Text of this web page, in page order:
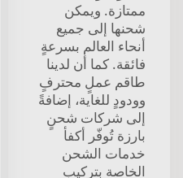
ممتازة. ويمكن
شحنها إلى جميع
أنحاء العالم بسرعةٍ
فائقة. كما أن لدينا
طاقم عملٍ محترفٍ
وودودٍ للغاية، إضافةً
إلى شركات شحنٍ
بارزة تُوفّر أكفأ
خدمات الشحن
الخاصة بتركيب